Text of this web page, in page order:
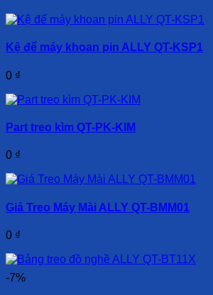
Kệ để máy khoan pin ALLY QT-KSP1
0 ₫
Part treo kìm QT-PK-KIM
0 ₫
Giá Treo Máy Mài ALLY QT-BMM01
0 ₫
-7%